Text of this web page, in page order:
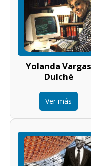
Yolanda Vargas
Dulché
Ver más